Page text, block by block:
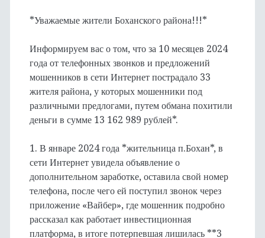
*Уважаемые жители Боханского района!!!*
Информируем вас о том, что за 10 месяцев 2024
года от телефонных звонков и предложений
мошенников в сети Интернет пострадало 33
жителя района, у которых мошенники под
различными предлогами, путем обмана похитили
деньги в сумме 13 162 989 рублей*.
1. В январе 2024 года *жительница п.Бохан*, в
сети Интернет увидела объявление о
дополнительном заработке, оставила свой номер
телефона, после чего ей поступил звонок через
приложение «Вайбер», где мошенник подробно
рассказал как работает инвестиционная
платформа, в итоге потерпевшая лишилась **3